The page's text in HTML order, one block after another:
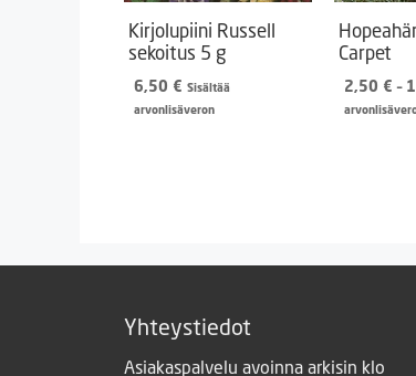
Kirjolupiini Russell
sekoitus 5 g
6,50 € Sisältää
arvonlisäveron
Carpet
2,50 € –
Yhteystiedot
Asiakaspalvelu avoinna arkisin klo